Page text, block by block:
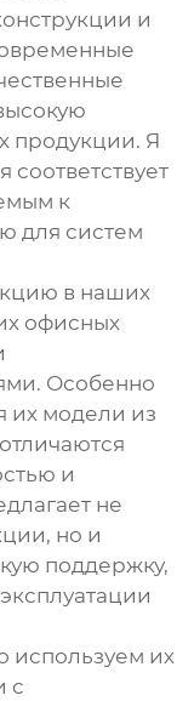
и
продукции. Я
соответствует
к
для систем
в наших
офисных
Особенно
их модели из
и
не
но и
поддержку,
используем их
с